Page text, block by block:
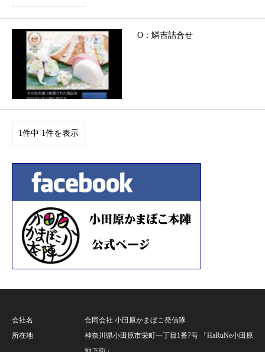
O：鱗吉詰合せ
1件中 1件を表示
会社名
合同会社 小田原かまぼこ発信隊
所在地
神奈川県小田原市栄町一丁目1番7号 「HaRuNe小田原